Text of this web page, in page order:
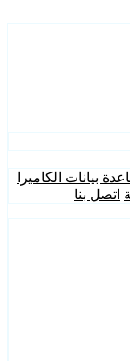
بيانات الكاميرا
اتصل بنا